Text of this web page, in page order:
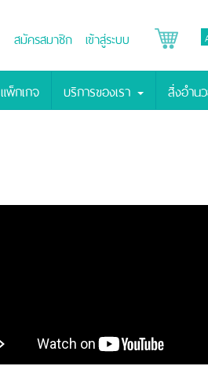
สมัครสมาชิก เข้าสู่ระบบ
แพ็กเกจ บริการของเรา สิ่งอำน